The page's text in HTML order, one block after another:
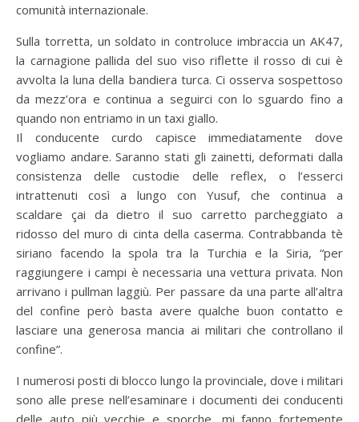
comunità internazionale.
Sulla torretta, un soldato in controluce imbraccia un AK47,
la carnagione pallida del suo viso riflette il rosso di cui è
avvolta la luna della bandiera turca. Ci osserva sospettoso
da mezz’ora e continua a seguirci con lo sguardo fino a
quando non entriamo in un taxi giallo.
Il conducente curdo capisce immediatamente dove
vogliamo andare. Saranno stati gli zainetti, deformati dalla
consistenza delle custodie delle reflex, o l’esserci
intrattenuti così a lungo con Yusuf, che continua a
scaldare çai da dietro il suo carretto parcheggiato a
ridosso del muro di cinta della caserma. Contrabbanda tè
siriano facendo la spola tra la Turchia e la Siria, “per
raggiungere i campi è necessaria una vettura privata. Non
arrivano i pullman laggiù. Per passare da una parte all’altra
del confine però basta avere qualche buon contatto e
lasciare una generosa mancia ai militari che controllano il
confine”.
I numerosi posti di blocco lungo la provinciale, dove i militari
sono alle prese nell’esaminare i documenti dei conducenti